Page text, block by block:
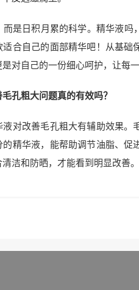
而是日积月累的科学。精华液吗
适合自己的面部精华吧！从基
对自己的一份细心呵护，让每一
孔粗大问题真的有效吗？
液对改善毛孔粗大有辅助效果
的精华液，能帮助调节油脂、
洁和防晒，才能看到明显改善